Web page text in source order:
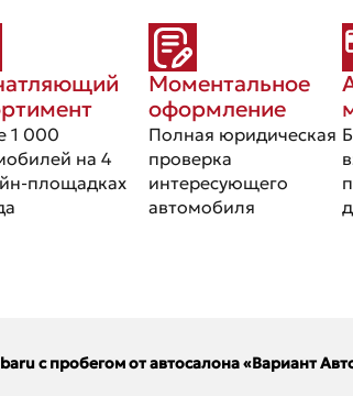
1 000
на 4
площадках
Моментальное
оформление
Полная юридическая
проверка
интересующего
автомобиля
с пробегом от автосалона «Вариант